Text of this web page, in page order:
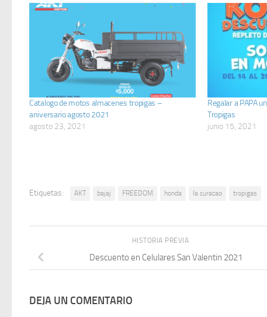
Catalogo de motos almacenes tropigas –
aniversario agosto 2021
agosto 23, 2021
Regalar a PAPA
Tropigas
junio 15, 2021
Etiquetas: AKT bajaj FREEDOM honda la curacao tropigas
HISTORIA PREVIA
Descuento en Celulares San Valentin 2021
DEJA UN COMENTARIO